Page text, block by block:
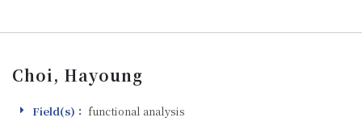
Choi, Hayoung
Field(s)
Field(s)： functional analysis